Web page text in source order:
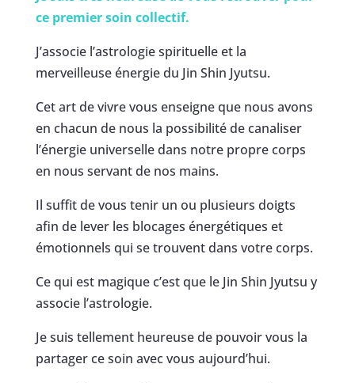
ce premier soin collectif.
J’associe l’astrologie spirituelle et la
merveilleuse énergie du Jin Shin Jyutsu.
Cet art de vivre vous enseigne que nous avons
en chacun de nous la possibilité de canaliser
l’énergie universelle dans notre propre corps
en nous servant de nos mains.
Il suffit de vous tenir un ou plusieurs doigts
afin de lever les blocages énergétiques et
émotionnels qui se trouvent dans votre corps.
Ce qui est magique c’est que le Jin Shin Jyutsu y
associe l’astrologie.
Je suis tellement heureuse de pouvoir vous la
partager ce soin avec vous aujourd’hui.